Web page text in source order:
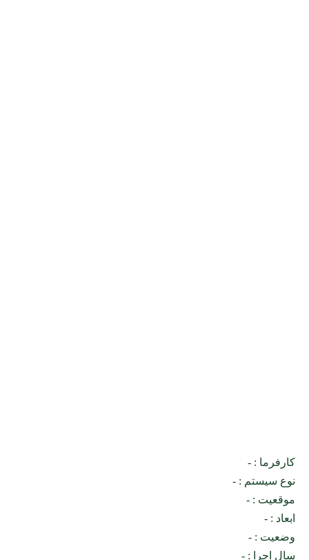
کارفرما : -
نوع سیستم : -
موقعیت : -
ابعاد : -
وضعیت : -
سال اجرا : -